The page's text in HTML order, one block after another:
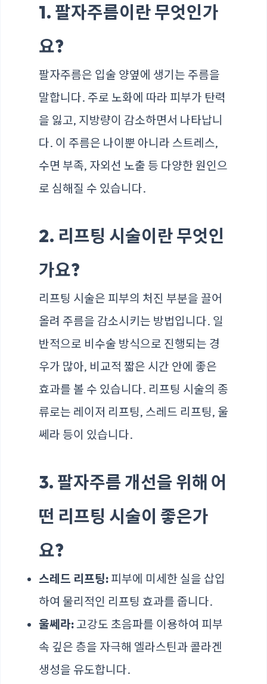
1. 팔자주름이란 무엇인가
요?
팔자주름은 입술 양옆에 생기는 주름을
말합니다. 주로 노화에 따라 피부가 탄력
을 잃고, 지방량이 감소하면서 나타납니
다. 이 주름은 나이뿐 아니라 스트레스,
수면 부족, 자외선 노출 등 다양한 원인으
로 심해질 수 있습니다.
2. 리프팅 시술이란 무엇인
가요?
리프팅 시술은 피부의 처진 부분을 끌어
올려 주름을 감소시키는 방법입니다. 일
반적으로 비수술 방식으로 진행되는 경
우가 많아, 비교적 짧은 시간 안에 좋은
효과를 볼 수 있습니다. 리프팅 시술의 종
류로는 레이저 리프팅, 스레드 리프팅, 울
쎄라 등이 있습니다.
3. 팔자주름 개선을 위해 어
떤 리프팅 시술이 좋은가
요?
스레드 리프팅: 피부에 미세한 실을 삽입
하여 물리적인 리프팅 효과를 줍니다.
울쎄라: 고강도 초음파를 이용하여 피부
속 깊은 층을 자극해 엘라스틴과 콜라겐
생성을 유도합니다.